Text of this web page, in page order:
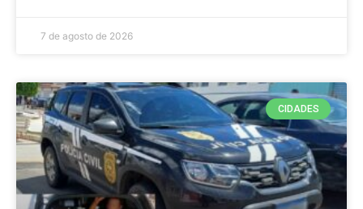
7 de agosto de 2026
CIDADES